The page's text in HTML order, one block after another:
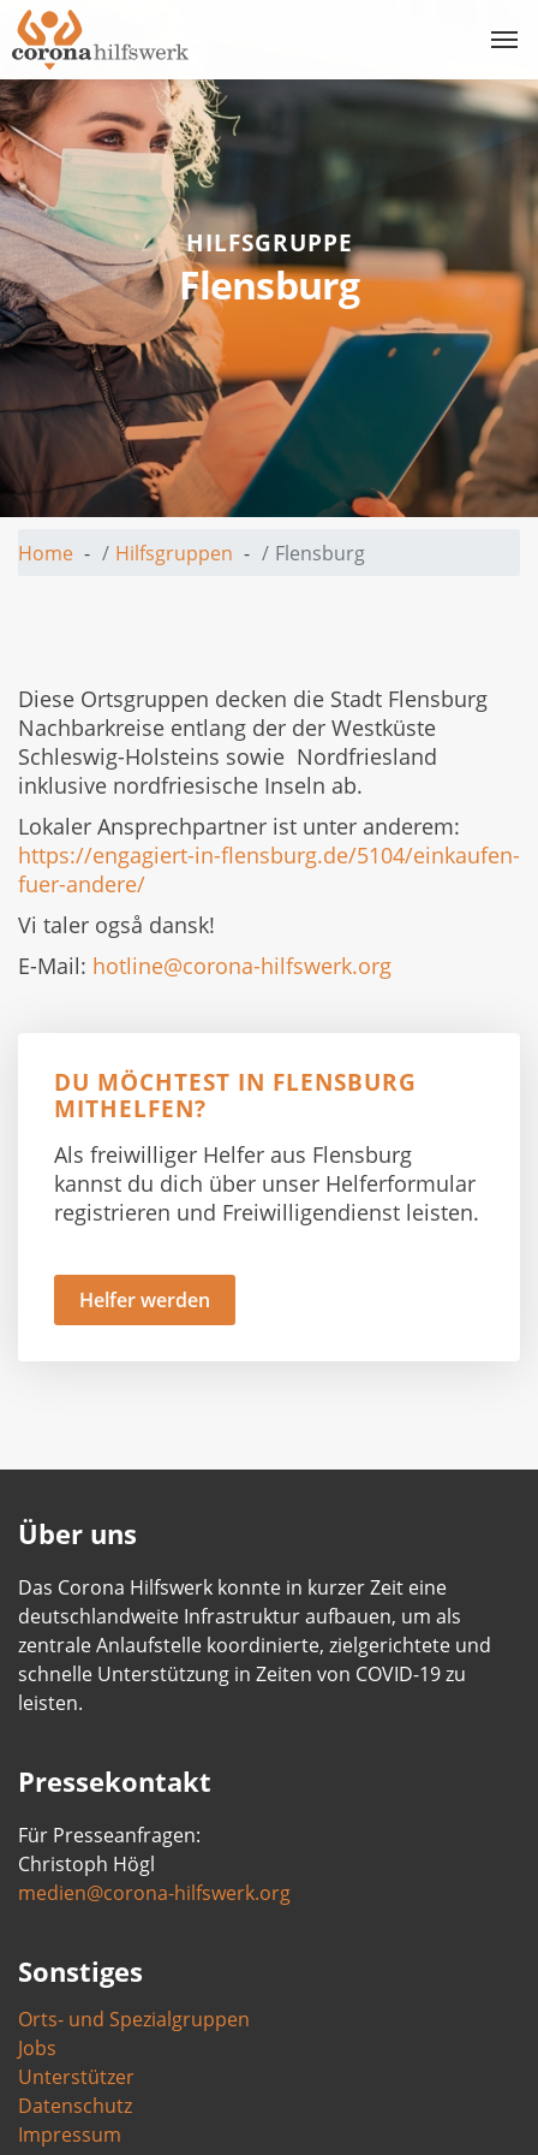
HILFSGRUPPE
Flensburg
Home Hilfsgruppen Flensburg
Diese Ortsgruppen decken die Stadt Flensburg
Nachbarkreise entlang der der Westküste
Schleswig-Holsteins sowie Nordfriesland
inklusive nordfriesische Inseln ab.
Lokaler Ansprechpartner ist unter anderem:
https://engagiert-in-flensburg.de/5104/einkaufen-
fuer-andere/
Vi taler også dansk!
E-Mail: hotline@corona-hilfswerk.org
DU MÖCHTEST IN FLENSBURG
MITHELFEN?
Als freiwilliger Helfer aus Flensburg
kannst du dich über unser Helferformular
registrieren und Freiwilligendienst leisten.
Helfer werden
Über uns
Das Corona Hilfswerk konnte in kurzer Zeit eine
deutschlandweite Infrastruktur aufbauen, um als
zentrale Anlaufstelle koordinierte, zielgerichtete und
schnelle Unterstützung in Zeiten von COVID-19 zu
leisten.
Pressekontakt
Für Presseanfragen:
Christoph Högl
medien@corona-hilfswerk.org
Sonstiges
Orts- und Spezialgruppen
Jobs
Unterstützer
Datenschutz
Impressum